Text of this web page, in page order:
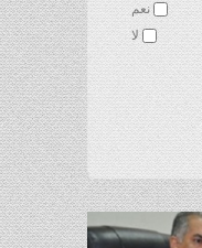
نعم
لا